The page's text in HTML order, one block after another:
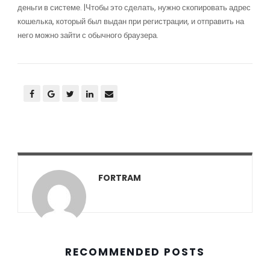
деньги в системе. |Чтобы это сделать, нужно скопировать адрес
кошелька, который был выдан при регистрации, и отправить на
него можно зайти с обычного браузера.
FORTRAM
RECOMMENDED POSTS